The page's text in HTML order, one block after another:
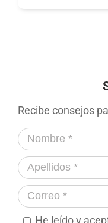
Recibe consejos
He leído y